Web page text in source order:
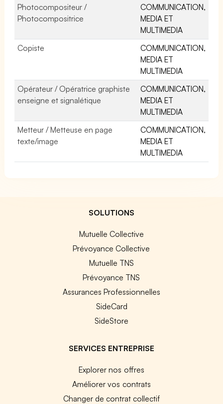
Photocompositeur /
Photocompositrice
COMMUNICATION,
MEDIA ET
MULTIMEDIA
Copiste
COMMUNICATION,
MEDIA ET
MULTIMEDIA
Opérateur / Opératrice graphiste
enseigne et signalétique
COMMUNICATION,
MEDIA ET
MULTIMEDIA
Metteur / Metteuse en page
texte/image
COMMUNICATION,
MEDIA ET
MULTIMEDIA
SOLUTIONS
Mutuelle Collective
Prévoyance Collective
Mutuelle TNS
Prévoyance TNS
Assurances Professionnelles
SideCard
SideStore
SERVICES ENTREPRISE
Explorer nos offres
Améliorer vos contrats
Changer de contrat collectif